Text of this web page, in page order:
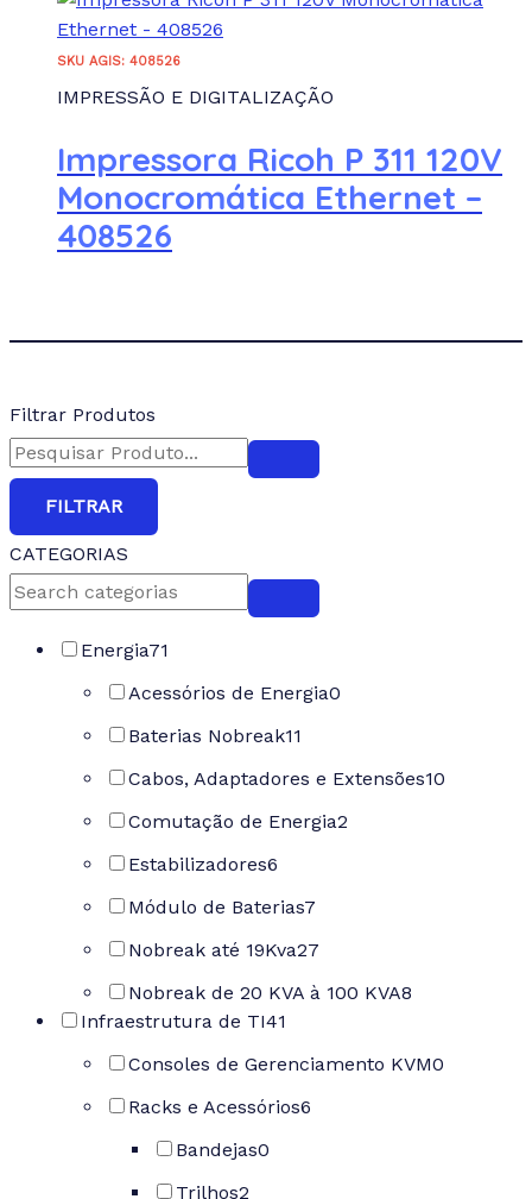
Filtrar Produtos
FILTRAR
CATEGORIAS
Energia71
Acessórios de Energia0
Baterias Nobreak11
Cabos, Adaptadores e Extensões10
Comutação de Energia2
Estabilizadores6
Módulo de Baterias7
Nobreak até 19Kva27
Nobreak de 20 KVA à 100 KVA8
Infraestrutura de TI41
Consoles de Gerenciamento KVM0
Racks e Acessórios6
Bandejas0
Trilhos2
SKU AGIS: 408526
IMPRESSÃO E DIGITALIZAÇÃO
Impressora Ricoh P 311 120V
Monocromática Ethernet –
408526